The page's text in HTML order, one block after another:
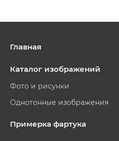
Главная
Каталог изображений
Фото и рисунки
Однотонные изображения
Примерка фартука